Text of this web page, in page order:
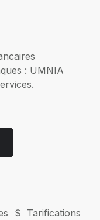
: UMNIA
Tarifications